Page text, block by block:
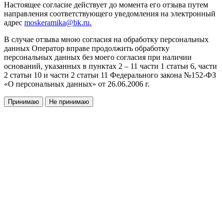
Настоящее согласие действует до момента его отзыва путем
направления соответствующего уведомления на электронный
адрес moskeramika@bk.ru.
В случае отзыва мною согласия на обработку персональных
данных Оператор вправе продолжить обработку
персональных данных без моего согласия при наличии
оснований, указанных в пунктах 2 – 11 части 1 статьи 6, части
2 статьи 10 и части 2 статьи 11 Федерального закона №152-ФЗ
«О персональных данных» от 26.06.2006 г.
Принимаю Не принимаю